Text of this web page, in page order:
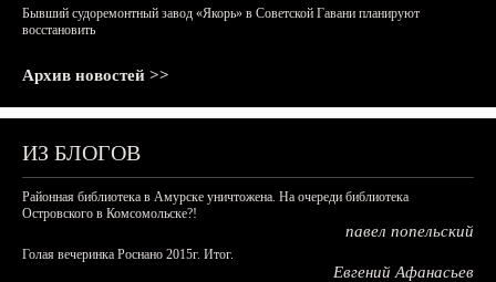
Бывший судоремонтный завод «Якорь» в Советской Гавани планируют
восстановить
Архив новостей >>
ИЗ БЛОГОВ
Районная библиотека в Амурске уничтожена. На очереди библиотека
Островского в Комсомольске?!
павел попельский
Голая вечеринка Роснано 2015г. Итог.
Евгений Афанасьев